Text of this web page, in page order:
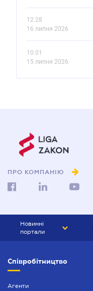
12.28
16 липня 2026
10.01
15 липня 2026
ПРО КОМПАНІЮ
Новинні
портали
БІЗНЕС
Співробітництво
Агенти